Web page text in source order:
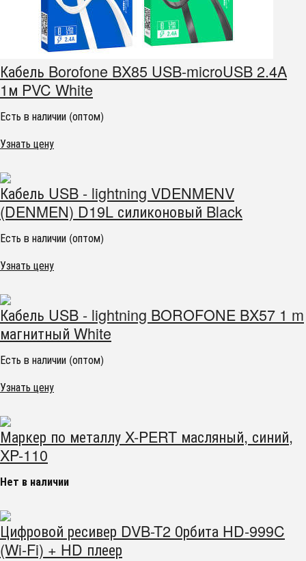
Кабель Borofone BX85 USB-microUSB 2.4A
1м PVC White
Есть в наличии (оптом)
Узнать цену
Кабель USB - lightning VDENMENV
(DENMEN) D19L силиконовый Black
Есть в наличии (оптом)
Узнать цену
Кабель USB - lightning BOROFONE BX57 1 m
магнитный White
Есть в наличии (оптом)
Узнать цену
Маркер по металлу X-PERT масляный, синий,
XP-110
Нет в наличии
Цифровой ресивер DVB-T2 Орбита HD-999C
(Wi-Fi) + HD плеер